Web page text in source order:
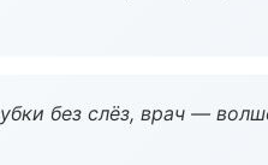
без слёз, врач —